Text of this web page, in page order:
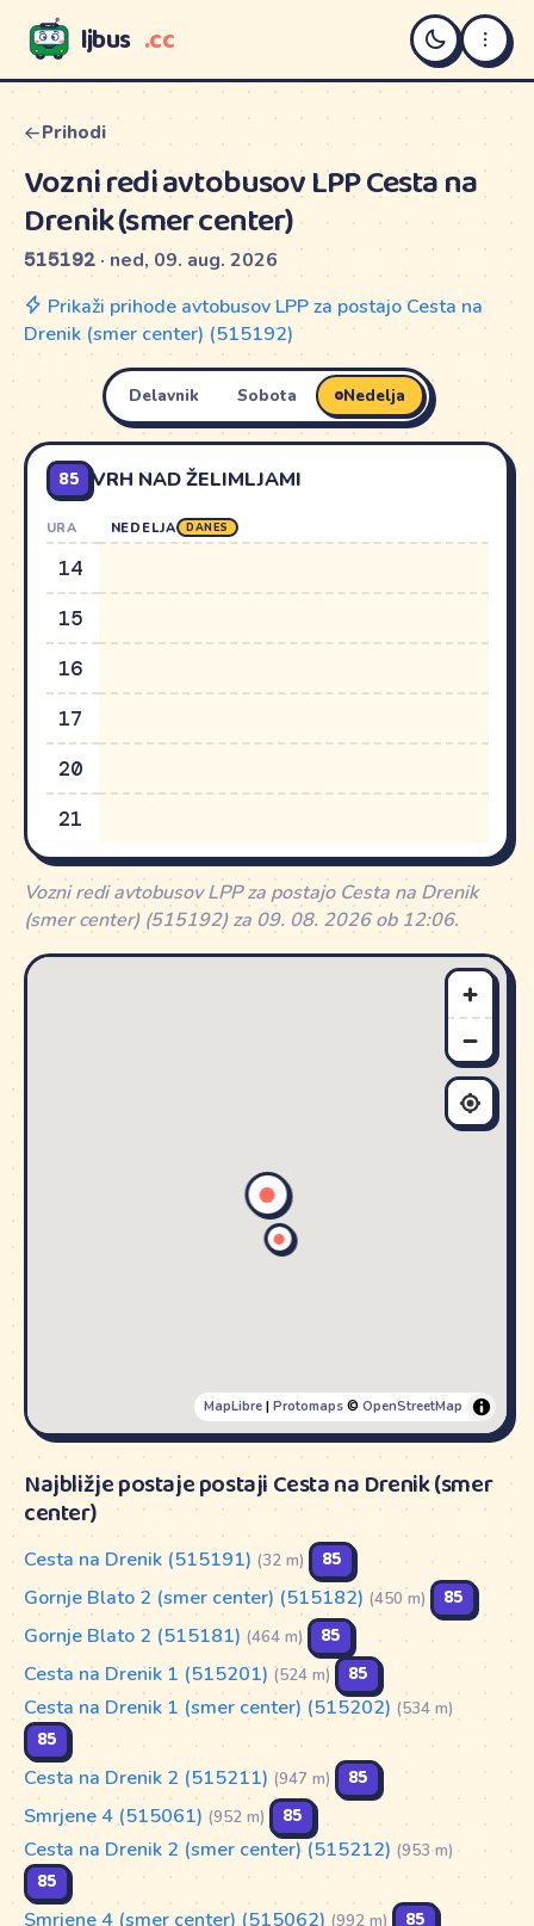
LJBUS ljbus .cc
Prihodi
Vozni redi avtobusov LPP Cesta na
Drenik (smer center)
515192 · ned, 09. aug. 2026
Prikaži prihode avtobusov LPP za postajo Cesta na
Drenik (smer center) (515192)
Delavnik Sobota Nedelja
85 VRH NAD ŽELIMLJAMI
URA NEDELJA DANES
14
15
16
17
20
21
Vozni redi avtobusov LPP za postajo Cesta na Drenik
(smer center) (515192) za 09. 08. 2026 ob 12:06.
MapLibre| Protomaps© OpenStreetMap
Najbližje postaje postaji Cesta na Drenik (smer
center)
Cesta na Drenik (515191) (32 m) 85
Gornje Blato 2 (smer center) (515182) (450 m) 85
Gornje Blato 2 (515181) (464 m) 85
Cesta na Drenik 1 (515201) (524 m) 85
Cesta na Drenik 1 (smer center) (515202) (534 m)
85
Cesta na Drenik 2 (515211) (947 m) 85
Smrjene 4 (515061) (952 m) 85
Cesta na Drenik 2 (smer center) (515212) (953 m)
85
Smrjene 4 (smer center) (515062) (992 m) 85